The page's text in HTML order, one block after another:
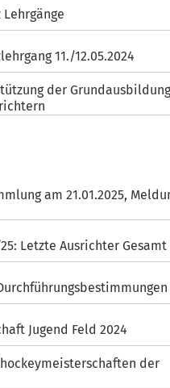
11./12.05.2024
der
am 21.01.2025,
Letzte Ausrichter Gesamt
Jugend Feld 2024
der